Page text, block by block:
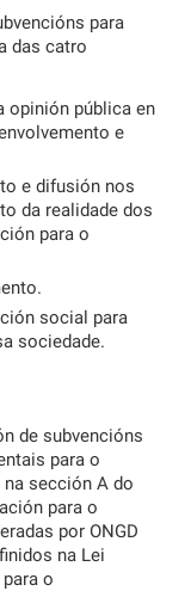
para
das catro
opinión pública en
e
e difusión nos
da realidade dos
para o
social para
sociedade.
de subvencións
para o
sección A do
para o
por ONGD
na Lei
o